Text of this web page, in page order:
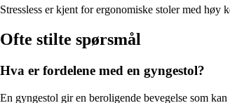
Stressless er kjent for ergonomiske stoler med
Ofte stilte spørsmål
Hva er fordelene med en gyngestol?
En gyngestol gir en beroligende bevegelse som